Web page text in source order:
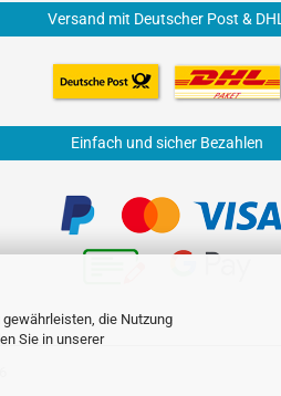
die Nutzung
Sie in unserer
Versand mit Deutscher Post & DHL
Einfach und sicher Bezahlen